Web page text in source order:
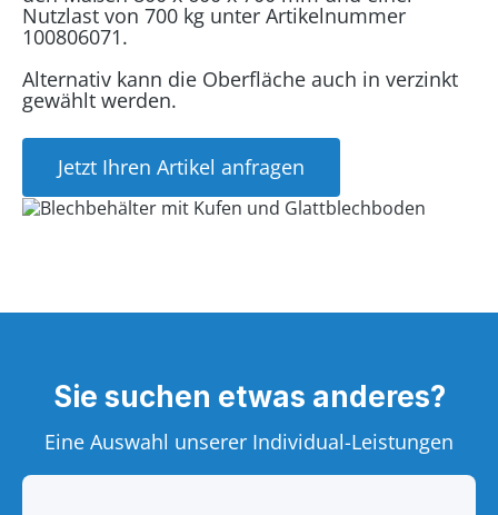
Nutzlast von 700 kg unter Artikelnummer
100806071.
Alternativ kann die Oberfläche auch in verzinkt
gewählt werden.
Jetzt Ihren Artikel anfragen
Sie suchen etwas anderes?
Eine Auswahl unserer Individual-Leistungen